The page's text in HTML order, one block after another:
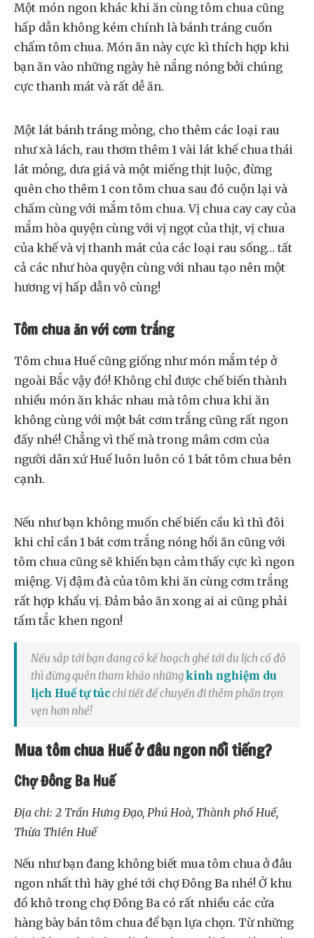
Một món ngon khác khi ăn cùng tôm chua cũng
hấp dẫn không kém chính là bánh tráng cuốn
chấm tôm chua. Món ăn này cực kì thích hợp khi
bạn ăn vào những ngày hè nắng nóng bởi chúng
cực thanh mát và rất dễ ăn.
Một lát bánh tráng mỏng, cho thêm các loại rau
như xà lách, rau thơm thêm 1 vài lát khế chua thái
lát mỏng, dưa giá và một miếng thịt luộc, đừng
quên cho thêm 1 con tôm chua sau đó cuộn lại và
chấm cùng với mắm tôm chua. Vị chua cay cay của
mắm hòa quyện cùng với vị ngọt của thịt, vị chua
của khế và vị thanh mát của các loại rau sống… tất
cả các như hòa quyện cùng với nhau tạo nên một
hương vị hấp dẫn vô cùng!
Tôm chua ăn với cơm trắng
Tôm chua Huế cũng giống như món mắm tép ở
ngoài Bắc vậy đó! Không chỉ được chế biến thành
nhiều món ăn khác nhau mà tôm chua khi ăn
không cùng với một bát cơm trắng cũng rất ngon
đấy nhé! Chẳng vì thế mà trong mâm cơm của
người dân xứ Huế luôn luôn có 1 bát tôm chua bên
cạnh.
Nếu như bạn không muốn chế biến cầu kì thì đôi
khi chỉ cần 1 bát cơm trắng nóng hổi ăn cũng với
tôm chua cũng sẽ khiến bạn cảm thấy cực kì ngon
miệng. Vị đậm đà của tôm khi ăn cùng cơm trắng
rất hợp khẩu vị. Đảm bảo ăn xong ai ai cũng phải
tấm tắc khen ngon!
Nếu sắp tới bạn đang có kế hoạch ghé tới du lịch cố đô
thì đừng quên tham khảo những kinh nghiệm du
lịch Huế tự túcchi tiết để chuyến đi thêm phần trọn
vẹn hơn nhé!
Mua tôm chua Huế ở đâu ngon nổi tiếng?
Chợ Đông Ba Huế
Địa chi: 2 Trần Hưng Đạo, Phú Hoà, Thành phố Huế,
Thừa Thiên Huế
Nếu như bạn đang không biết mua tôm chua ở đâu
ngon nhất thì hãy ghé tới chợ Đông Ba nhé! Ở khu
đồ khô trong chợ Đông Ba có rất nhiều các cửa
hàng bày bán tôm chua để bạn lựa chọn. Từ những